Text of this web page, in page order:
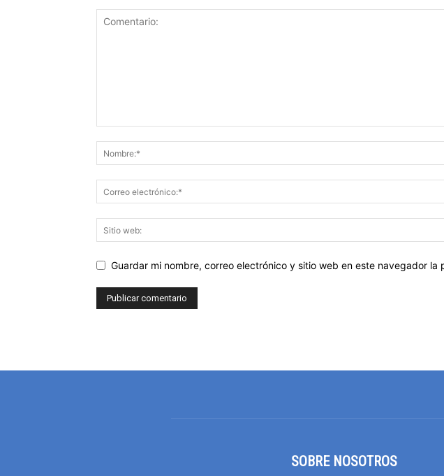
Guardar mi nombre, correo electrónico y sitio web en este navegador la
SOBRE NOSOTROS